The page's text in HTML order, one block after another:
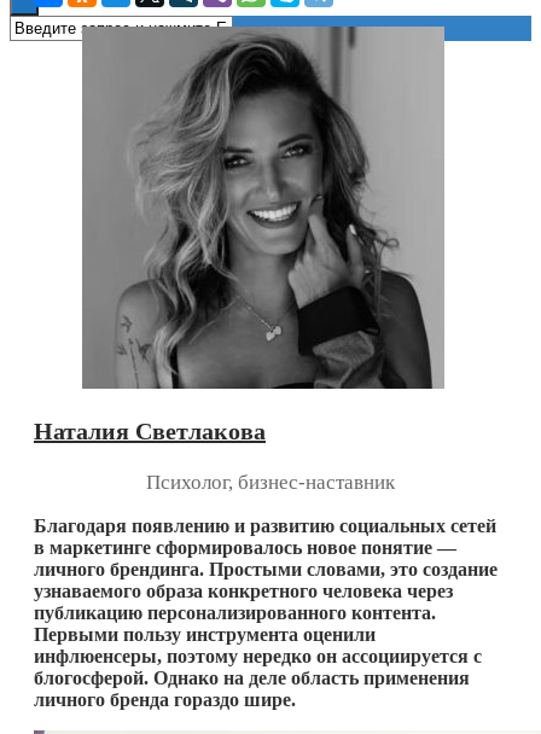
Наталия Светлакова
Психолог, бизнес-наставник
Благодаря появлению и развитию социальных сетей
в маркетинге сформировалось новое понятие —
личного брендинга. Простыми словами, это создание
узнаваемого образа конкретного человека через
публикацию персонализированного контента.
Первыми пользу инструмента оценили
инфлюенсеры, поэтому нередко он ассоциируется с
блогосферой. Однако на деле область применения
личного бренда гораздо шире.